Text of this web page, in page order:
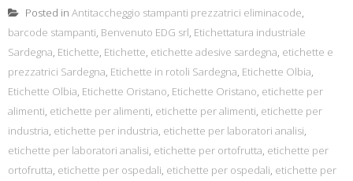
Posted in Antitaccheggio stampanti prezzatrici eliminacode,
barcode stampanti, Benvenuto EDG srl, Etichettatura industriale
Sardegna, Etichette, Etichette, etichette adesive sardegna, etichette e
prezzatrici Sardegna, Etichette in rotoli Sardegna, Etichette Olbia,
Etichette Olbia, Etichette Oristano, Etichette Oristano, etichette per
alimenti, etichette per alimenti, etichette per alimenti, etichette per
industria, etichette per industria, etichette per laboratori analisi,
etichette per laboratori analisi, etichette per ortofrutta, etichette per
ortofrutta, etichette per ospedali, etichette per ospedali, etichette per